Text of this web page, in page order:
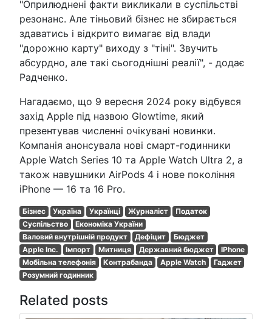
"Оприлюднені факти викликали в суспільстві
резонанс. Але тіньовий бізнес не збирається
здаватись і відкрито вимагає від влади
"дорожню карту" виходу з "тіні". Звучить
абсурдно, але такі сьогоднішні реалії", - додає
Радченко.
Нагадаємо, що 9 вересня 2024 року відбувся
захід Apple під назвою Glowtime, який
презентував численні очікувані новинки.
Компанія анонсувала нові смарт-годинники
Apple Watch Series 10 та Apple Watch Ultra 2, а
також навушники AirPods 4 і нове покоління
iPhone — 16 та 16 Pro.
Бізнес Україна Українці Журналіст
Податок
Суспільство
Економіка України
Валовий внутрішній продукт
Дефіцит
Бюджет
Apple Inc.
Імпорт Митниця Державний бюджет
IPhone
Мобільна телефонія
Контрабанда Apple Watch
Гаджет
Розумний годинник
Related posts